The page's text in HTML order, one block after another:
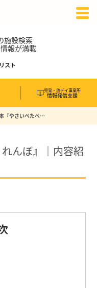
施設検索
報が満載
スト
児発・放デイ事業所
情報発信支援
絵本『やさいぺたぺたかくれんぼ』｜内容紹介・声かけ
んぼ』｜内容紹